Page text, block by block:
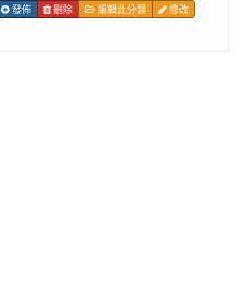
發佈 刪除 編輯此分類 修改